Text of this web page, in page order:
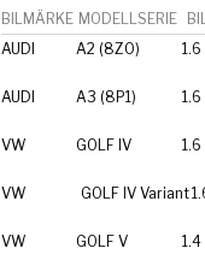
BILMÄRKE MODELLSERIE
AUDI
A2 (8Z0) 1.6
AUDI A3 (8P1) 1.6
VW GOLF IV 1.6
VW GOLF IV Variant
VW GOLF V 1.4